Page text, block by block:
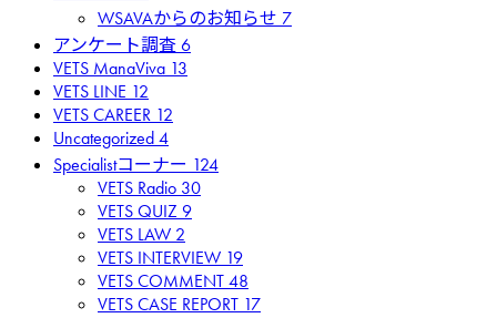
WSAVAからのお知らせ 7
アンケート調査6
VETS ManaViva 13
VETS LINE 12
VETS CAREER 12
Uncategorized4
Specialistコーナー 124
VETS Radio 30
VETS QUIZ 9
VETS LAW 2
VETS INTERVIEW 19
VETS COMMENT48
VETS CASE REPORT 17